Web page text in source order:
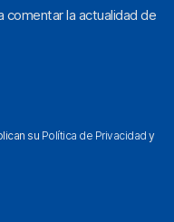
comentar la actualidad de
su Política de Privacidad y